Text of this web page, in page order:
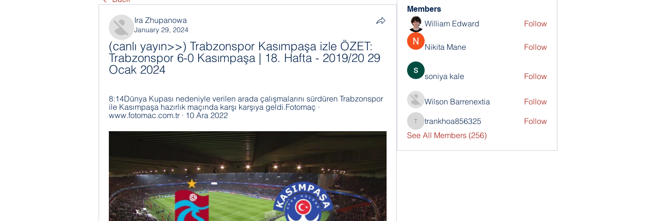
Ira Zhupanowa
January 29, 2024
(canlı yayın>>) Trabzonspor Kasımpaşa izle ÖZET:
Trabzonspor 6-0 Kasımpaşa | 18. Hafta - 2019/20 29
Ocak 2024
8:14Dünya Kupası nedeniyle verilen arada çalışmalarını sürdüren Trabzonspor
ile Kasımpaşa hazırlık maçında karşı karşıya geldi.Fotomaç ·
www.fotomac.com.tr · 10 Ara 2022
Members
William Edward Follow
Nikita Mane Follow
soniya kale Follow
Wilson Barrenextia Follow
trankhoa856325
trankhoa856325
Follow
See All Members (256)